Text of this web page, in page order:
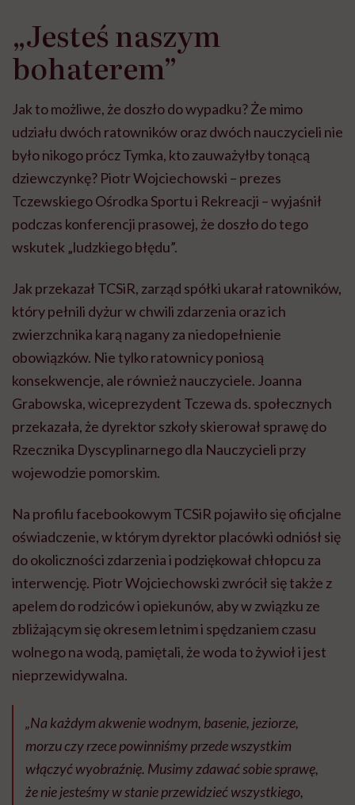
„Jesteś naszym
bohaterem”
Jak to możliwe, że doszło do wypadku? Że mimo
udziału dwóch ratowników oraz dwóch nauczycieli nie
było nikogo prócz Tymka, kto zauważyłby tonącą
dziewczynkę? Piotr Wojciechowski – prezes
Tczewskiego Ośrodka Sportu i Rekreacji – wyjaśnił
podczas konferencji prasowej, że doszło do tego
wskutek „ludzkiego błędu”.
Jak przekazał TCSiR, zarząd spółki ukarał ratowników,
który pełnili dyżur w chwili zdarzenia oraz ich
zwierzchnika karą nagany za niedopełnienie
obowiązków. Nie tylko ratownicy poniosą
konsekwencje, ale również nauczyciele. Joanna
Grabowska, wiceprezydent Tczewa ds. społecznych
przekazała, że dyrektor szkoły skierował sprawę do
Rzecznika Dyscyplinarnego dla Nauczycieli przy
wojewodzie pomorskim.
Na profilu facebookowym TCSiR pojawiło się oficjalne
oświadczenie, w którym dyrektor placówki odniósł się
do okoliczności zdarzenia i podziękował chłopcu za
interwencję. Piotr Wojciechowski zwrócił się także z
apelem do rodziców i opiekunów, aby w związku ze
zbliżającym się okresem letnim i spędzaniem czasu
wolnego na wodą, pamiętali, że woda to żywioł i jest
nieprzewidywalna.
„Na każdym akwenie wodnym, basenie, jeziorze,
morzu czy rzece powinniśmy przede wszystkim
włączyć wyobraźnię. Musimy zdawać sobie sprawę,
że nie jesteśmy w stanie przewidzieć wszystkiego,